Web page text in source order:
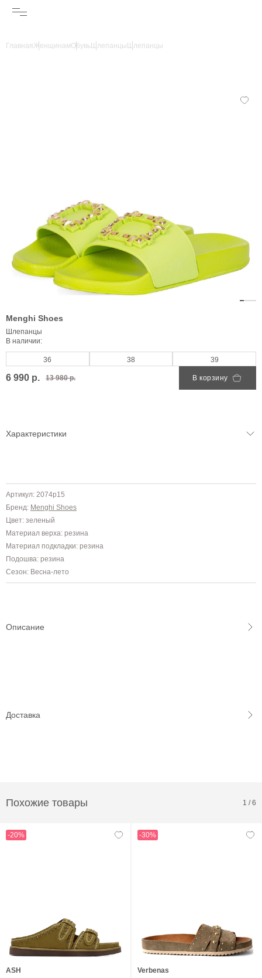
ГлавнаяЖенщинамОбувьШлепанцы Шлепанцы
Menghi Shoes
Шлепанцы
В наличии:
36 38 39
6 990 р. 13 980 р. В корзину
Характеристики
Артикул: 2074р15
Бренд: Menghi Shoes
Цвет: зеленый
Материал верха: резина
Материал подкладки: резина
Подошва: резина
Сезон: Весна-лето
Описание
Доставка
Похожие товары 1 /6
-20%
ASH
-30%
Verbenas